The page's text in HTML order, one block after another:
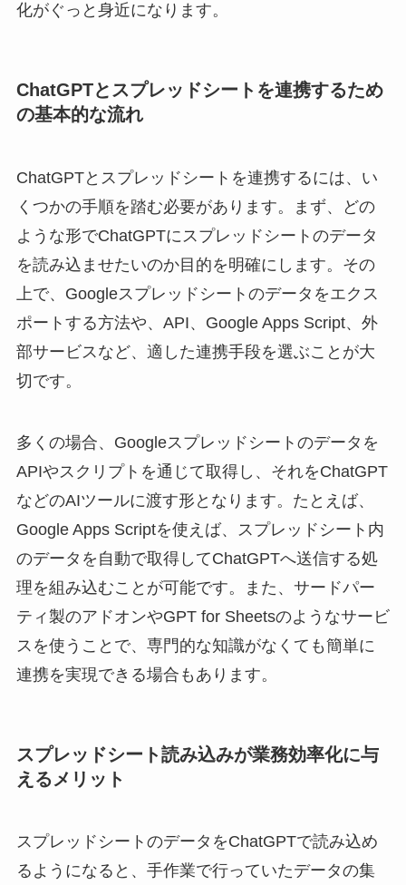
化がぐっと身近になります。
ChatGPTとスプレッドシートを連携するため
の基本的な流れ
ChatGPTとスプレッドシートを連携するには、い
くつかの手順を踏む必要があります。まず、どの
ような形でChatGPTにスプレッドシートのデータ
を読み込ませたいのか目的を明確にします。その
上で、Googleスプレッドシートのデータをエクス
ポートする方法や、API、Google Apps Script、外
部サービスなど、適した連携手段を選ぶことが大
切です。
多くの場合、Googleスプレッドシートのデータを
APIやスクリプトを通じて取得し、それをChatGPT
などのAIツールに渡す形となります。たとえば、
Google Apps Scriptを使えば、スプレッドシート内
のデータを自動で取得してChatGPTへ送信する処
理を組み込むことが可能です。また、サードパー
ティ製のアドオンやGPT for Sheetsのようなサービ
スを使うことで、専門的な知識がなくても簡単に
連携を実現できる場合もあります。
スプレッドシート読み込みが業務効率化に与
えるメリット
スプレッドシートのデータをChatGPTで読み込め
るようになると、手作業で行っていたデータの集